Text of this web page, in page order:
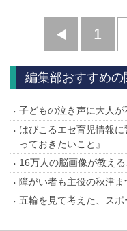
前
へ
1
編集部おすすめの
子どもの泣き声に大人が
はびこるエセ育児情報
っておきたいこと』
16万人の脳画像が教え
障がい者も主役の秋津
五輪を見て考えた、ス